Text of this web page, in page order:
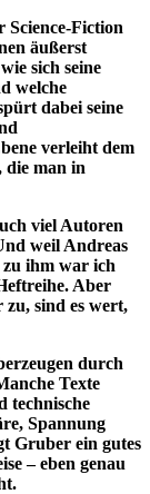
Science-Fiction
äußerst
sich seine
welche
dabei seine
verleiht dem
die man in
viel Autoren
weil Andreas
zu ihm war ich
Aber
zu, sind es wert,
durch
Texte
technische
Spannung
Gruber ein gutes
– eben genau